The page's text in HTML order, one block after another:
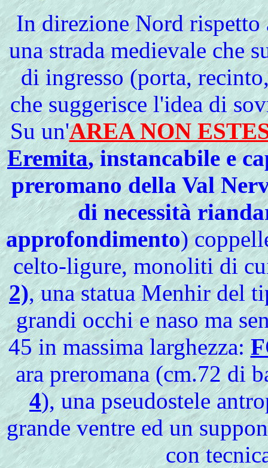
In direzioneNord rispetto
una strada medievale che
di ingresso (porta,
che suggerisce l'idea di
Su un'AREA NON
Eremita, instancabile e
preromano della Val
di necessità
approfondimento)
celto-ligure, monoliti di
2), una statua Menhir del
grandi occhi e naso ma
45 in massima larghezza:
ara preromana (cm.72 di
4), una pseudostele
grande ventre ed un
con